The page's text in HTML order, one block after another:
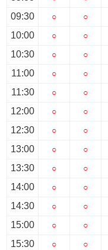
09:30
10:00
10:30
11:00
11:30
12:00
12:30
13:00
13:30
14:00
14:30
15:00
15:30
○
○
○
○
○
○
○
○
○
○
○
○
○
○
○
○
○
○
○
○
○
○
○
○
○
○